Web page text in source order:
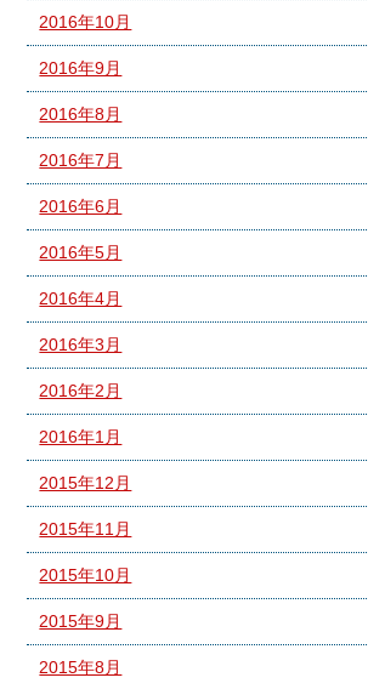
2016年10月
2016年9月
2016年8月
2016年7月
2016年6月
2016年5月
2016年4月
2016年3月
2016年2月
2016年1月
2015年12月
2015年11月
2015年10月
2015年9月
2015年8月